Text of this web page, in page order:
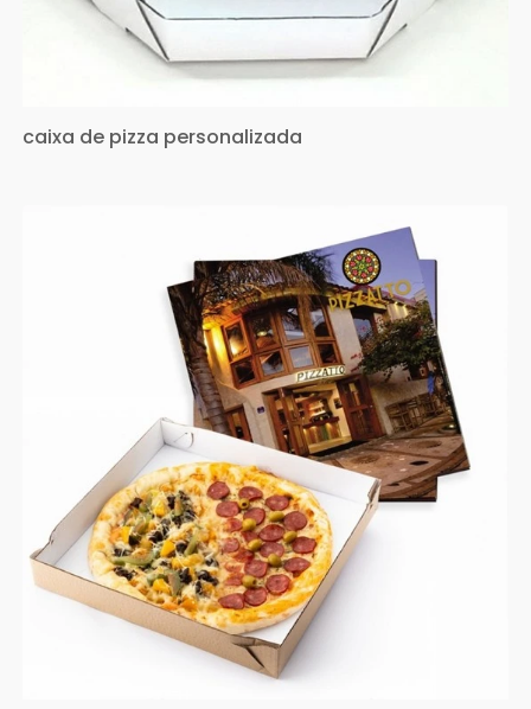
caixa de pizza personalizada